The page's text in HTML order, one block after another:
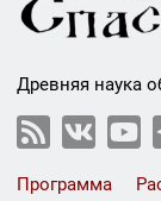
Древняя наука
Программа